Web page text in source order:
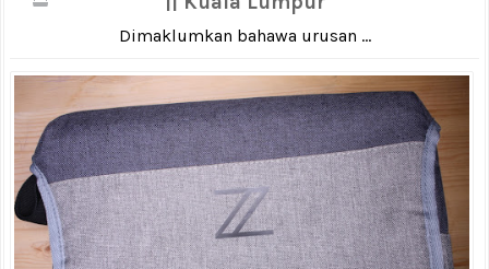
Dimaklumkan bahawa urusan ...